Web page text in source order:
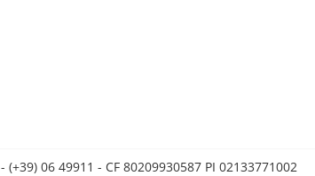
06 49911 - CF 80209930587 PI 02133771002